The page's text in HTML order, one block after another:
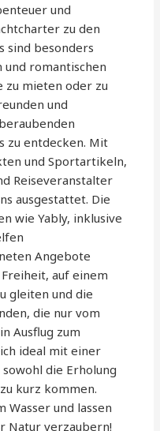
und
zu den
sind besonders
und romantischen
zu mieten oder zu
und
zu entdecken. Mit
und Sportartikeln,
Reiseveranstalter
ausgestattet. Die
wie Yably, inklusive
Angebote
auf einem
gleiten und die
die nur vom
Ausflug zum
ideal mit einer
die Erholung
kurz kommen.
Wasser und lassen
Natur verzaubern!